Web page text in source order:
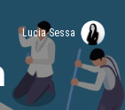
Lucia Sessa